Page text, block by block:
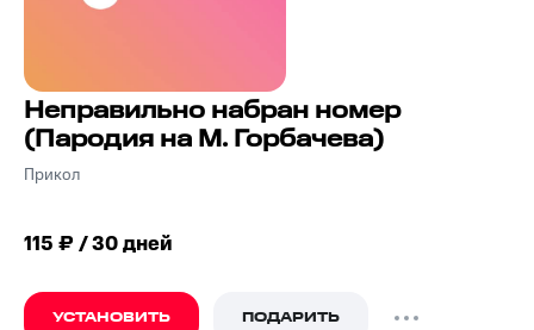
Неправильно набран номер
(Пародия на М. Горбачева)
Прикол
115 ₽ / 30 дней
УСТАНОВИТЬ ПОДАРИТЬ